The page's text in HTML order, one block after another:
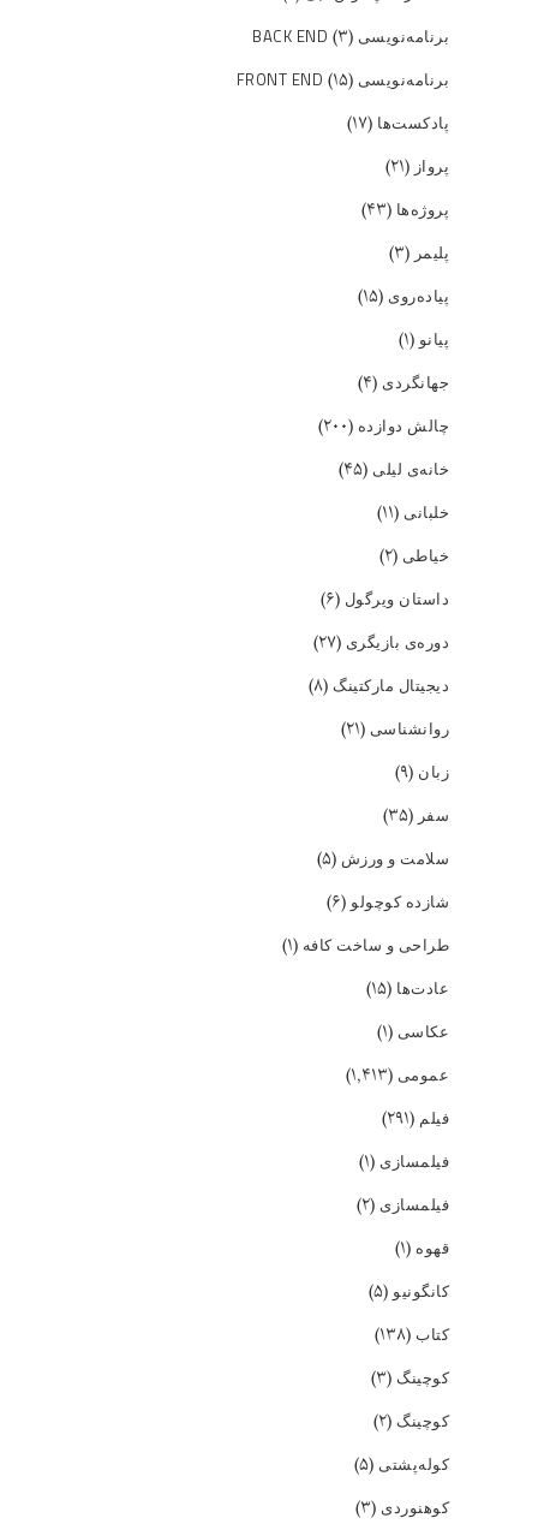
برنامه‌نویسی BACK END (۳)
برنامه‌نویسی FRONT END (۱۵)
پادکست‌ها (۱۷)
پرواز (۲۱)
پروژه‌ها (۴۳)
پلیمر (۳)
پیاده‌روی (۱۵)
پیانو(۱)
جهانگردی (۴)
چالش دوازده (۲۰۰)
خانه‌ی لیلی (۴۵)
خلبانی (۱۱)
خیاطی (۲)
داستان ویرگول (۶)
دوره‌ی بازیگری (۲۷)
دیجیتال مارکتینگ (۸)
روانشناسی (۲۱)
زبان (۹)
سفر (۳۵)
سلامت و ورزش (۵)
شازده کوچولو(۶)
طراحی و ساخت کافه (۱)
عادت‌ها (۱۵)
عکاسی (۱)
عمومی (۱,۴۱۳)
فیلم (۲۹۱)
فیلمسازی (۱)
فیلمسازی (۲)
قهوه (۱)
کانگونیو(۵)
کتاب (۱۳۸)
کوچینگ (۳)
کوچینگ (۲)
کوله‌پشتی (۵)
کوهنوردی (۳)